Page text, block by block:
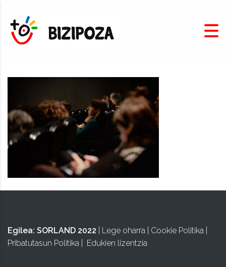
Egilea: SORLAND 2022 Lege oharra Cookie Politika
Pribatutasun Politika
Edukien lizentzia